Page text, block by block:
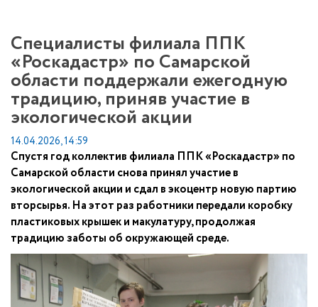
Специалисты филиала ППК
«Роскадастр» по Самарской
области поддержали ежегодную
традицию, приняв участие в
экологической акции
14.04.2026, 14:59
Спустя год коллектив филиала ППК «Роскадастр» по
Самарской области снова принял участие в
экологической акции и сдал в экоцентр новую партию
вторсырья. На этот раз работники передали коробку
пластиковых крышек и макулатуру, продолжая
традицию заботы об окружающей среде.